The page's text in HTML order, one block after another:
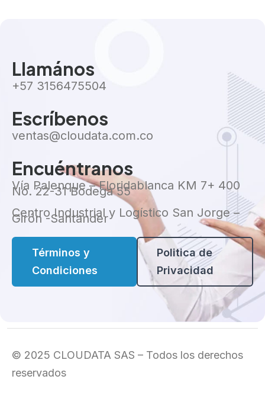
Llamános
+57 3156475504
Escríbenos
ventas@cloudata.com.co
Encuéntranos
Vía Palenque – Floridablanca KM 7+ 400
No. 22-31 Bodega 55
Centro Industrial y Logístico San Jorge –
Girón -Santander
Términos y
Condiciones
Politica de
Privacidad
© 2025 CLOUDATA SAS – Todos los derechos
reservados